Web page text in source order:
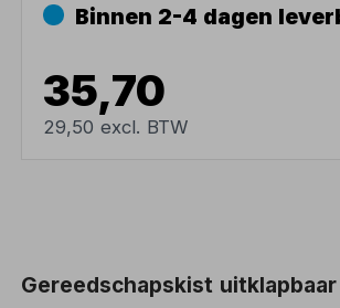
Binnen 2-4 dagen
35,70
29,50 excl. BTW
Gereedschapskist